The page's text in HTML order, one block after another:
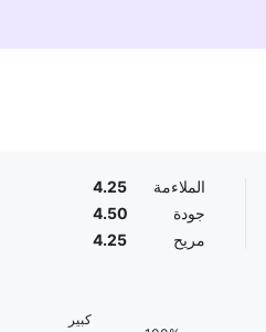
الملاءمة
4.25
جودة
4.50
مريح
4.25
كبير